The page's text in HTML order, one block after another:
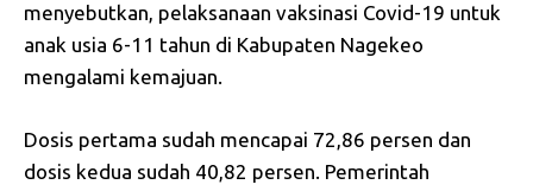
menyebutkan, pelaksanaan vaksinasi Covid-19 untuk
anak usia 6-11 tahun di Kabupaten Nagekeo
mengalami kemajuan.
Dosis pertama sudah mencapai 72,86 persen dan
dosis kedua sudah 40,82 persen. Pemerintah